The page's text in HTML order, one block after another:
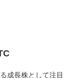
成長株として注目